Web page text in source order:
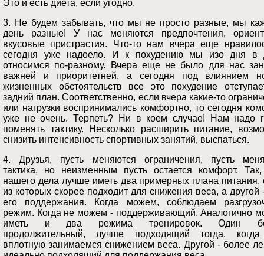
Это и есть диета, если угодно.
3. Не будем забывать, что мы не просто разные, мы
день разные! У нас меняются предпочтения,
вкусовые пристрастия. Что-то нам вчера еще
сегодня уже надоело. И к похудению мы изо дня в
относимся по-разному. Вчера еще не было для нас
важней и приоритетней, а сегодня под влиянием
жизненных обстоятельств все это похудение
задний план. Соответственно, если вчера какие-то
или нагрузки воспринимались комфортно, то сегодня
уже не очень. Терпеть? Ни в коем случае! Нам надо
поменять тактику. Несколько расширить питание,
снизить интенсивность спортивных занятий, выспаться.
4. Друзья, пусть меняются ограничения, пусть
тактика, но неизменным пусть остается комфорт.
нашего дела лучше иметь два примерных плана питания,
из которых скорее подходит для снижения веса, а другой
его поддержания. Когда можем, соблюдаем
режим. Когда не можем - поддерживающий. Аналогично
иметь и два режима тренировок. Один
продолжительный, лучше подходящий тогда,
вплотную занимаемся снижением веса. Другой - более